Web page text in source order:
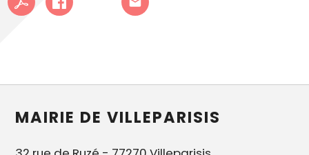
MAIRIE DE VILLEPARISIS